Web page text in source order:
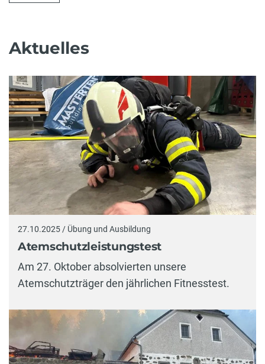
Aktuelles
27.10.2025 / Übung und Ausbildung
Atemschutzleistungstest
Am 27. Oktober absolvierten unsere
Atemschutzträger den jährlichen Fitnesstest.